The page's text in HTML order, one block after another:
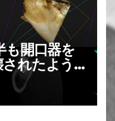
も開口器を
れたよう
マで歯の神
！。。。そ
ー#31 Re-